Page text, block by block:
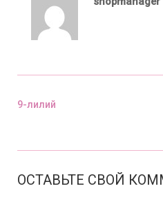
9-лилий
ОСТАВЬТЕ СВОЙ